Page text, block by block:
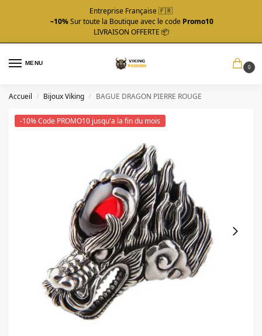
Entreprise Française 🇫🇷
–10%Sur toute la Boutique avec le code Promo10
LIVRAISON OFFERTE 📦
MENU
0
Accueil / Bijoux Viking / BAGUE DRAGON PIERRE ROUGE
-10% Code PROMO10 jusqu'a la fin du mois